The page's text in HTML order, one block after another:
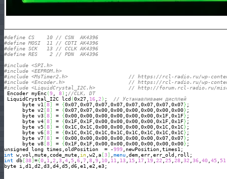
#define CS    10 // CSN  AK4396
#define MOSI  11 // CDTI AK4396
#define SCK   13 // CCLK AK4396
#define RES    2 // PDN  AK4396
#include <SPI.h>
#include <EEPROM.h>
#include <MsTimer2.h>                    // https://rcl-radio.ru/wp-content/
#include <Encoder.h>                     // https://rcl-radio.ru/wp-content/
#include <LiquidCrystal_I2C.h>           // http://forum.rcl-radio.ru/
Encoder myEnc(9 8) ; //CLK, DT
LiquidCrystal_I2C lcd (0x27, 16 2 ) ; // Устанавливаем дисплей
      byte v1
[8] = {0x07,0x07,0x07,0x07,0x07,0x07,0x07,0x07} ;
      byte v2
[8] = {0x07,0x07,0x00,0x00,0x00,0x00,0x00,0x00} ;
      byte v3
[8] = {0x00,0x00,0x00,0x00,0x00,0x00,0x1F,0x1F} ;
      byte v4
[8] = {0x1F,0x1F,0x00,0x00,0x00,0x00,0x1F,0x1F} ;
      byte v5
[8] = {0x1C,0x1C,0x00,0x00,0x00,0x00,0x1C,0x1C} ;
      byte v6
[8] = {0x1C,0x1C,0x1C,0x1C,0x1C,0x1C,0x1C,0x1C} ;
      byte v7
[8] = {0x00,0x00,0x00,0x00,0x00,0x00,0x07,0x07} ;
      byte v8
[8] = {0x1F,0x1F,0x00,0x00,0x00,0x00,0x00,0x00} ;
unsigned long times,oldPosition  = -999
int w,vol,mute,code_mute, in ,w2,a [3] menu
int db [38] ={0 1 2 3 4 5 6 7 8 9 10 11 13 15 17 19 22 25 28 32 36 40 45 51
byte i,d1,d2,d3,d4,d5,d6,e1,e2,e3;